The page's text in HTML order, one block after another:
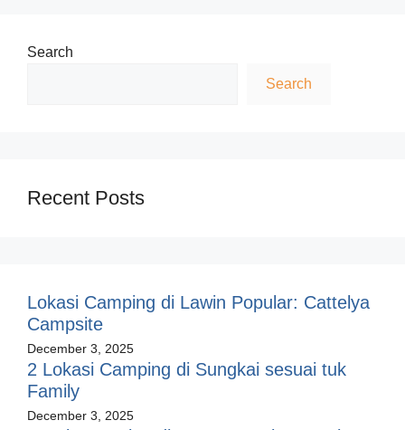
Search
Search
Recent Posts
Lokasi Camping di Lawin Popular: Cattelya
Campsite
December 3, 2025
2 Lokasi Camping di Sungkai sesuai tuk
Family
December 3, 2025